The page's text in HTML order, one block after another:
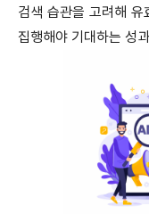
검색 습관을 고려해
집행해야 기대하는 성